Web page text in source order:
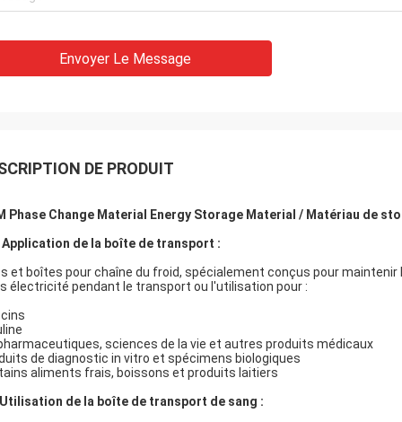
Envoyer Le Message
DE PRODUIT
Phase Change Material Energy Storage Material / Matériau de
de la boîte de transport :
et boîtes pour chaîne du froid, spécialement conçus pour
électricité pendant le transport ou l'utilisation pour :
sciences de la vie et autres produits médicaux
de diagnostic in vitro et spécimens biologiques
aliments frais, boissons et produits laitiers
de la boîte de transport de sang :